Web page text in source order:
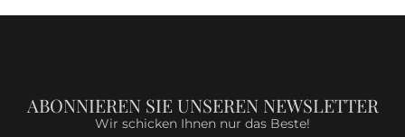
ABONNIEREN SIE UNSEREN NEWSLETTER
Wir schicken Ihnen nur das Beste!